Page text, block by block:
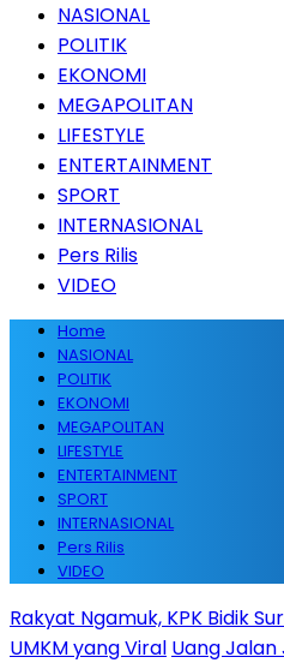
NASIONAL
POLITIK
EKONOMI
MEGAPOLITAN
LIFESTYLE
ENTERTAINMENT
SPORT
INTERNASIONAL
Pers Rilis
VIDEO
Home
NASIONAL
POLITIK
EKONOMI
MEGAPOLITAN
LIFESTYLE
ENTERTAINMENT
SPORT
INTERNASIONAL
Pers Rilis
VIDEO
Rakyat Ngamuk, KPK Bidik
UMKM yang Viral Uang Jalan